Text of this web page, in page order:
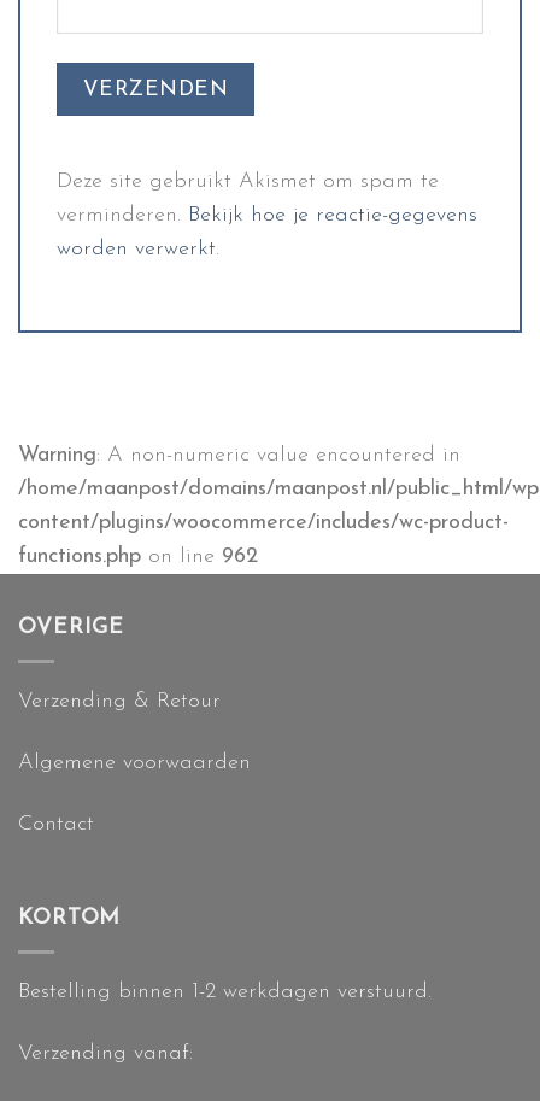
Deze site gebruikt Akismet om spam te
verminderen. Bekijk hoe je reactie-gegevens
worden verwerkt.
Warning: A non-numeric value encountered in
/home/maanpost/domains/maanpost.nl/public_html/
content/plugins/woocommerce/includes/wc-product-
functions.php on line 962
OVERIGE
Verzending & Retour
Algemene voorwaarden
Contact
KORTOM
Bestelling binnen 1-2 werkdagen verstuurd.
Verzending vanaf: